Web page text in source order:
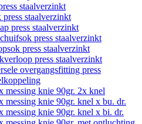
staalverzinkt
press staalverzinkt
press staalverzinkt
press staalverzinkt
press staalverzinkt
press staalverzinkt
overgangsfitting press
messing knie 90gr. 2x knel
messing knie 90gr. knel x bu. dr.
messing knie 90gr. knel x bi. dr.